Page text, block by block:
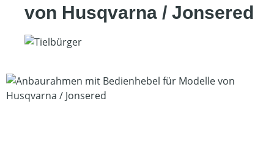
von Husqvarna / Jonsered
Bildergalerie überspringen